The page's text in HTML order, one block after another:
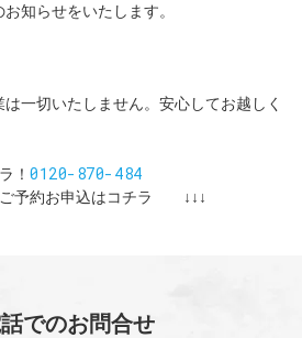
知らせをいたします。
一切いたしません。安心してお越しく
！ 0120-870-484
ご予約お申込はコチラ ↓↓↓
でのお問合せ